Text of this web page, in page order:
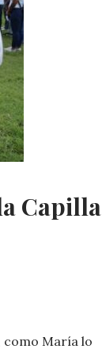
Capilla
como María lo